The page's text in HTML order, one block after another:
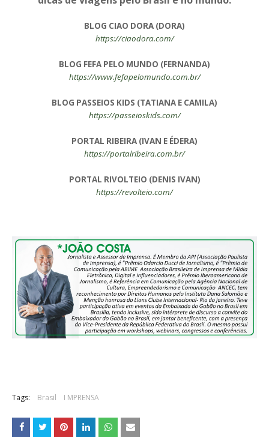
BLOG CIAO DORA (DORA)
https://ciaodora.com/
BLOG FEFA PELO MUNDO (FERNANDA)
https://www.fefapelomundo.com.br/
BLOG PASSEIOS KIDS (TATIANA E CAMILA)
https://passeioskids.com/
PORTAL RIBEIRA (IVAN E ÉDERA)
https://portalribeira.com.br/
PORTAL RIVOLTEIO (DENIS IVAN)
https://revolteio.com/
Tags: Brasil I MPRENSA